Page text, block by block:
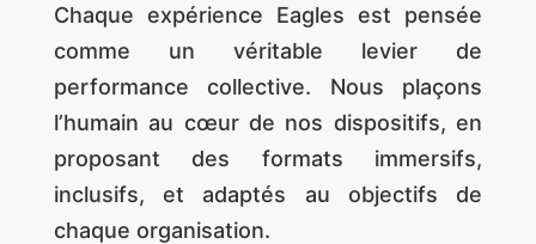
Chaque expérience Eagles est pensée
comme un véritable levier de
performance collective. Nous plaçons
l’humain au cœur de nos dispositifs, en
proposant des formats immersifs,
inclusifs, et adaptés au objectifs de
chaque organisation.